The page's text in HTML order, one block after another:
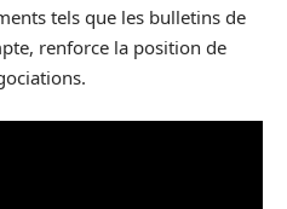
tels que les bulletins de
renforce la position de